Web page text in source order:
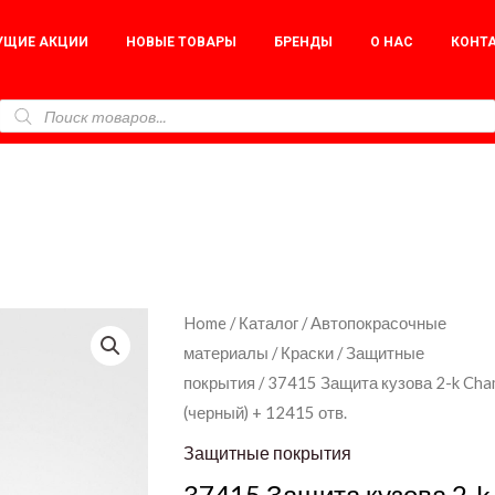
АКЦИИ НОВЫЕ ТОВАРЫ БРЕНДЫ О НАС
Home /Каталог /Автопокрасочные
материалы /Краски /Защитные
покрытия / 37415 Защита кузова 2-k
(черный) + 12415 отв.
Защитные покрытия
37415
Защита
кузова
2-
k
Chamaleon